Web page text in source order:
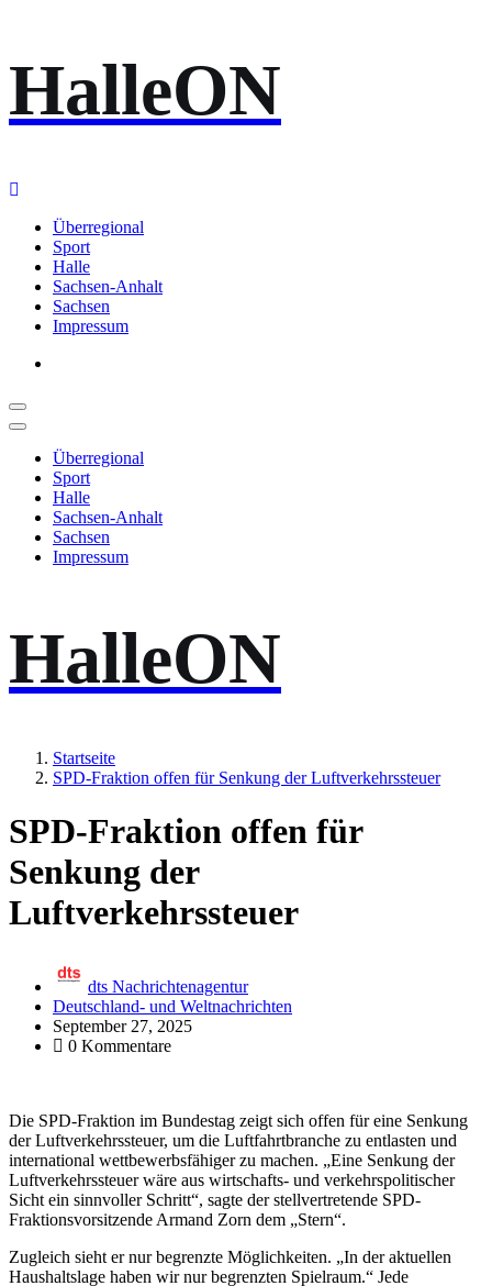
Inhalt
springen
HalleON
Überregional
Sport
Halle
Sachsen-Anhalt
Sachsen
Impressum
Überregional
Sport
Halle
Sachsen-Anhalt
Sachsen
Impressum
HalleON
Startseite
SPD-Fraktion offen für Senkung der Luftverkehrssteuer
SPD-Fraktion offen für
Senkung der
Luftverkehrssteuer
dts Nachrichtenagentur
Deutschland- und Weltnachrichten
September 27, 2025
0 Kommentare
Die SPD-Fraktion im Bundestag zeigt sich offen für eine Senkung
der Luftverkehrssteuer, um die Luftfahrtbranche zu entlasten und
international wettbewerbsfähiger zu machen. „Eine Senkung der
Luftverkehrssteuer wäre aus wirtschafts- und verkehrspolitischer
Sicht ein sinnvoller Schritt“, sagte der stellvertretende SPD-
Fraktionsvorsitzende Armand Zorn dem „Stern“.
Zugleich sieht er nur begrenzte Möglichkeiten. „In der aktuellen
Haushaltslage haben wir nur begrenzten Spielraum.“ Jede